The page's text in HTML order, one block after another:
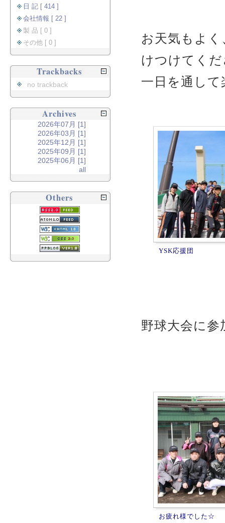
お天気もよ
けつけてく
一日を通し
YSK応援団
野球大会に
お疲れ様でした☆
日 記 [ 414 ]
会社情報 [ 22 ]
製 品 [ 0 ]
その他 [ 0 ]
Trackbacks
no trackback
Archives
2026年07月 [1]
2026年03月 [1]
2025年12月 [1]
2025年09月 [1]
2025年06月 [1]
all
Others